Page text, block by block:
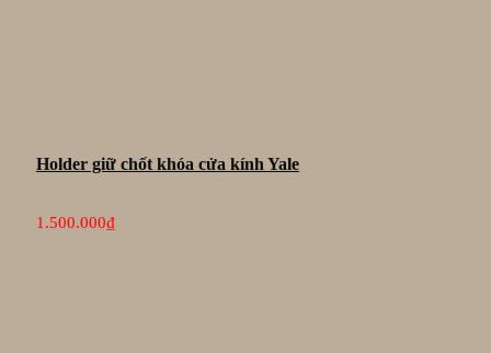
Holder giữ chốt khóa cửa kính Yale
1.500.000₫